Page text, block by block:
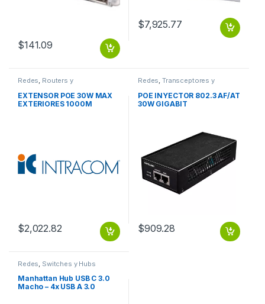
$141.09
$7,925.77
Redes, Routers y
EXTENSOR POE 30W MAX
EXTERIORES 1000M
$2,022.82
Redes,Transceptores y
POE INYECTOR 802.3 AF/AT
30W GIGABIT
$909.28
Redes Switches y Hubs
Manhattan Hub USB C 3.0
Macho – 4x USB A 3.0